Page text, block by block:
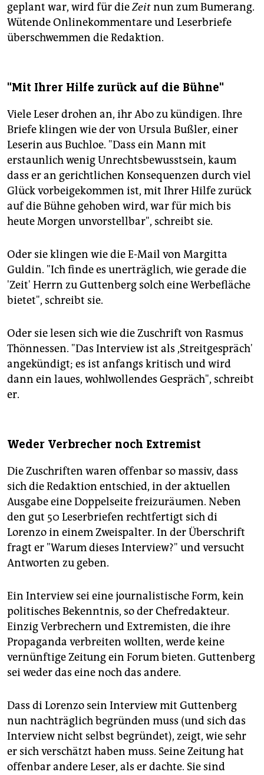
geplant war, wird für dieZeitnun zum Bumerang.
Wütende Onlinekommentare und Leserbriefe
überschwemmen die Redaktion.
"Mit Ihrer Hilfe zurück auf die Bühne"
Viele Leser drohen an, ihr Abo zu kündigen. Ihre
Briefe klingen wie der von Ursula Bußler, einer
Leserin aus Buchloe. "Dass ein Mann mit
erstaunlich wenig Unrechtsbewusstsein, kaum
dass er an gerichtlichen Konsequenzen durch viel
Glück vorbeigekommen ist, mit Ihrer Hilfe zurück
auf die Bühne gehoben wird, war für mich bis
heute Morgen unvorstellbar", schreibt sie.
Oder sie klingen wie die E-Mail von Margitta
Guldin. "Ich finde es unerträglich, wie gerade die
'Zeit' Herrn zu Guttenberg solch eine Werbefläche
bietet", schreibt sie.
Oder sie lesen sich wie die Zuschrift von Rasmus
Thönnessen. "Das Interview ist als ,Streitgespräch'
angekündigt; es ist anfangs kritisch und wird
dann ein laues, wohlwollendes Gespräch", schreibt
er.
Weder Verbrecher noch Extremist
Die Zuschriften waren offenbar so massiv, dass
sich die Redaktion entschied, in der aktuellen
Ausgabe eine Doppelseite freizuräumen. Neben
den gut 50 Leserbriefen rechtfertigt sich di
Lorenzo in einem Zweispalter. In der Überschrift
fragt er "Warum dieses Interview?" und versucht
Antworten zu geben.
Ein Interview sei eine journalistische Form, kein
politisches Bekenntnis, so der Chefredakteur.
Einzig Verbrechern und Extremisten, die ihre
Propaganda verbreiten wollten, werde keine
vernünftige Zeitung ein Forum bieten. Guttenberg
sei weder das eine noch das andere.
Dass di Lorenzo sein Interview mit Guttenberg
nun nachträglich begründen muss (und sich das
Interview nicht selbst begründet), zeigt, wie sehr
er sich verschätzt haben muss. Seine Zeitung hat
offenbar andere Leser, als er dachte. Sie sind